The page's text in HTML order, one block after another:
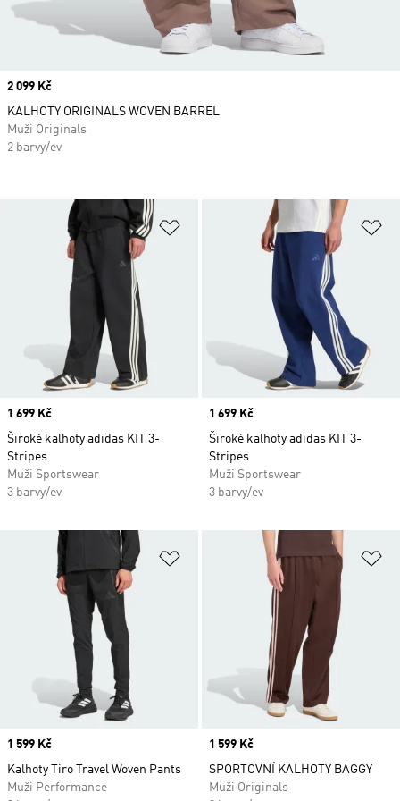
Přidat do seznamu přání
Price
1 699 Kč
Široké kalhoty adidas KIT 3-
Stripes
Muži Sportswear
3 barvy/ev
Price
1 699 Kč
Široké kalhoty adidas KIT 3-
Stripes
Muži Sportswear
3 barvy/ev
Přidat do seznamu přání
Price
1 599 Kč
Kalhoty Tiro Travel Woven Pants
Muži Performance
Price
1 599 Kč
SPORTOVNÍ KALHOTY BAGGY
Muži Originals
Price
2 099 Kč
KALHOTY ORIGINALS WOVEN BARREL
Muži Originals
2 barvy/ev